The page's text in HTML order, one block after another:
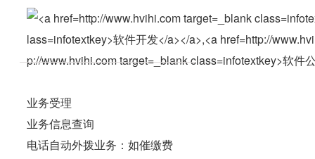
业务受理
业务信息查询
电话自动外拨业务：如催缴费